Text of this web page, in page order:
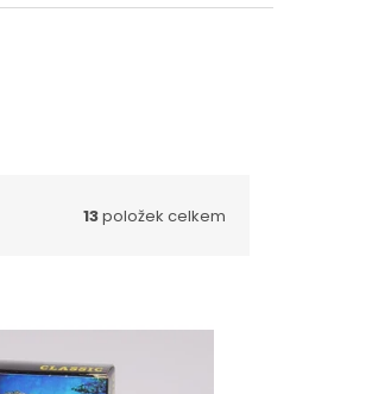
13položek celkem